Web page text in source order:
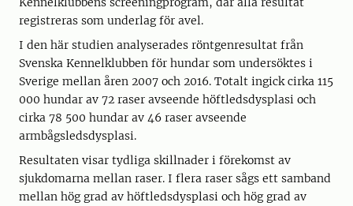
registreras som underlag för avel.
I den här studien analyserades röntgenresultat från
Svenska Kennelklubben för hundar som undersöktes i
Sverige mellan åren 2007 och 2016. Totalt ingick cirka 115
000 hundar av 72 raser avseende höftledsdysplasi och
cirka 78 500 hundar av 46 raser avseende
armbågsledsdysplasi.
Resultaten visar tydliga skillnader i förekomst av
sjukdomarna mellan raser. I flera raser sågs ett samband
mellan hög grad av höftledsdysplasi och hög grad av